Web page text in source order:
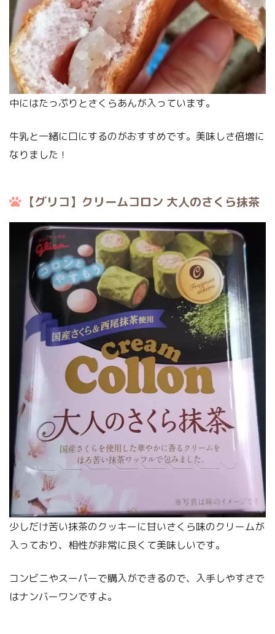
中にはたっぷりとさくらあんが入っています。
牛乳と一緒に口にするのがおすすめです。美味しさ倍増に
なりました！
【グリコ】クリームコロン 大人のさくら抹茶
少しだけ苦い抹茶のクッキーに甘いさくら味のクリームが
入っており、相性が非常に良くて美味しいです。
コンビニやスーパーで購入ができるので、入手しやすさで
はナンバーワンですよ。